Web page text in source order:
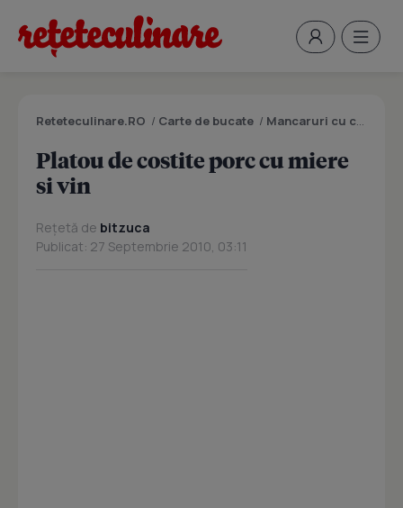
Reteteculinare.RO / Carte de bucate / Mancaruri cu carne
Platou de costite porc cu miere
si vin
Rețetă de bitzuca
Publicat: 27 Septembrie 2010, 03:11